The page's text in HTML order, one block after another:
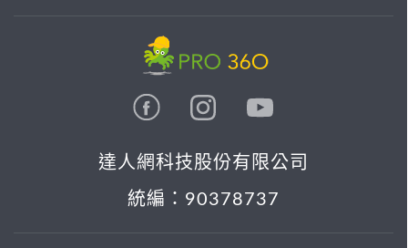
達人網科技股份有限公司
統編：90378737